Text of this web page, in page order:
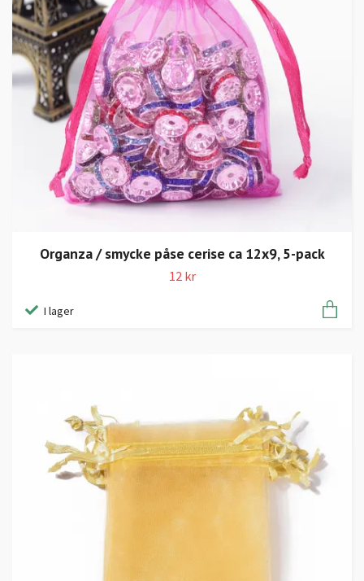
Organza / smycke påse cerise ca 12x9, 5-pack
12 kr
I lager